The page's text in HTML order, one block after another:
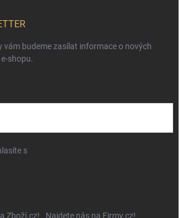
vám budeme zasílat informace o nových
shopu.
s
Zboží.cz! Najdete nás na Firmy.cz!